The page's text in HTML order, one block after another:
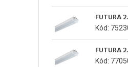
FUTURA
Kód:
FUTURA
Kód: